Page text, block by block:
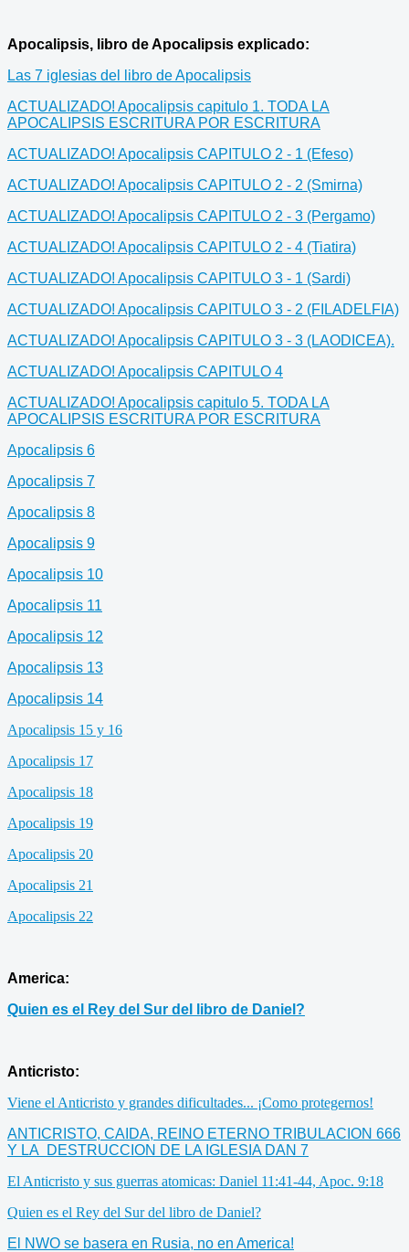
Apocalipsis, libro de Apocalipsis explicado:
Las 7 iglesias del libro de Apocalipsis
ACTUALIZADO! Apocalipsis capitulo 1. TODA LA
APOCALIPSIS ESCRITURA POR ESCRITURA
ACTUALIZADO! Apocalipsis CAPITULO 2 - 1 (Efeso)
ACTUALIZADO! Apocalipsis CAPITULO 2 - 2 (Smirna)
ACTUALIZADO! Apocalipsis CAPITULO 2 - 3 (Pergamo)
ACTUALIZADO! Apocalipsis CAPITULO 2 - 4 (Tiatira)
ACTUALIZADO! Apocalipsis CAPITULO 3 - 1 (Sardi)
ACTUALIZADO! Apocalipsis CAPITULO 3 - 2 (FILADELFIA)
ACTUALIZADO! Apocalipsis CAPITULO 3 - 3 (LAODICEA).
ACTUALIZADO! Apocalipsis CAPITULO 4
ACTUALIZADO! Apocalipsis capitulo 5. TODA LA
APOCALIPSIS ESCRITURA POR ESCRITURA
Apocalipsis 6
Apocalipsis 7
Apocalipsis 8
Apocalipsis 9
Apocalipsis 10
Apocalipsis 11
Apocalipsis 12
Apocalipsis 13
Apocalipsis 14
Apocalipsis 15 y 16
Apocalipsis 17
Apocalipsis 18
Apocalipsis 19
Apocalipsis 20
Apocalipsis 21
Apocalipsis 22
America:
Quien es el Rey del Sur del libro de Daniel?
Anticristo:
Viene el Anticristo y grandes dificultades... ¡Como protegernos!
ANTICRISTO, CAIDA, REINO ETERNO TRIBULACION 666
Y LA DESTRUCCION DE LA IGLESIA DAN 7
El Anticristo y sus guerras atomicas: Daniel 11:41-44, Apoc. 9:18
Quien es el Rey del Sur del libro de Daniel?
El NWO se basera en Rusia, no en America!